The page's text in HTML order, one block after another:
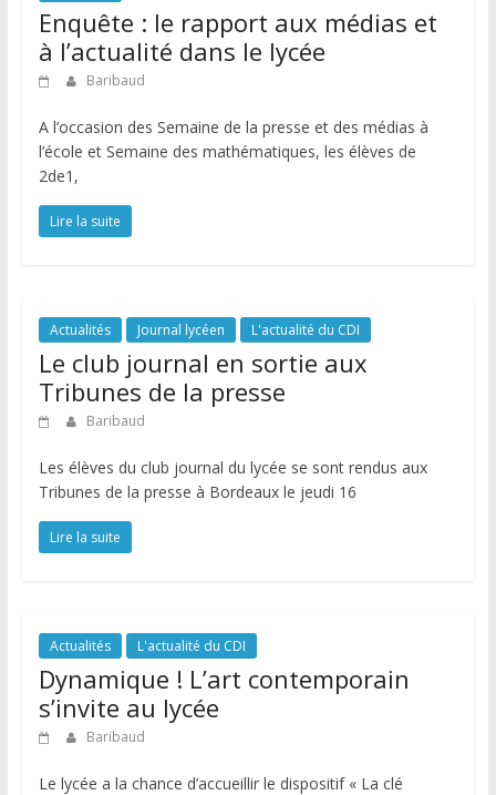
Enquête : le rapport aux médias et
à l’actualité dans le lycée
Baribaud
A l’occasion des Semaine de la presse et des médias à
l’école et Semaine des mathématiques, les élèves de
2de1,
Lire la suite
Actualités Journal lycéen L'actualité du CDI
Le club journal en sortie aux
Tribunes de la presse
Baribaud
Les élèves du club journal du lycée se sont rendus aux
Tribunes de la presse à Bordeaux le jeudi 16
Lire la suite
Actualités L'actualité du CDI
Dynamique ! L’art contemporain
s’invite au lycée
Baribaud
Le lycée a la chance d’accueillir le dispositif « La clé